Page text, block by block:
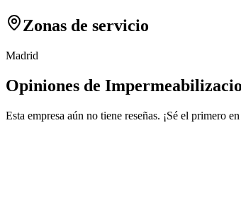
Zonas de servicio
Madrid
Opiniones de
Esta empresa aún no tiene reseñas. ¡Sé el primero